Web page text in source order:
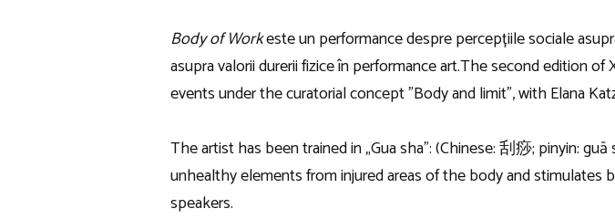
Body of Workeste un performance despre percepțiile sociale
asupra valorii durerii fizice în performance art.The second edition of
events under the curatorial concept ”Body and limit”, with Elana
The artist has been trained in „Gua sha”: (Chinese: 刮痧; pinyin:
unhealthy elements from injured areas of the body and stimulates
speakers.